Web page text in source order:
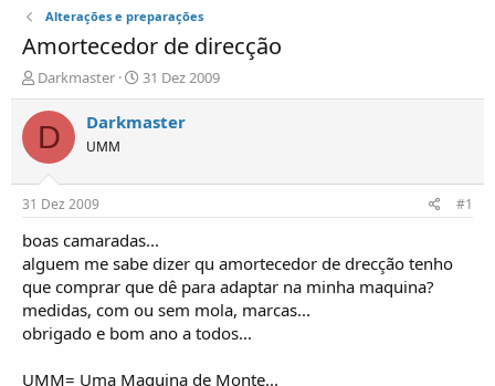
Alterações e preparações
Amortecedor de direcção
I
n
i
i
d
o
r
e
T
ó
p
c
Darkmaster
D
a
t
í
i
o
31 Dez 2009
D Darkmaster
UMM
31 Dez 2009 #1
boas camaradas...
alguem me sabe dizer qu amortecedor de drecção tenho
que comprar que dê para adaptar na minha maquina?
medidas, com ou sem mola, marcas...
obrigado e bom ano a todos...
UMM= Uma Maquina de Monte...